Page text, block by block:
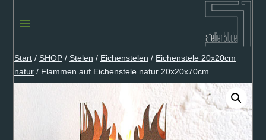
Inhalt
Start / SHOP / Stelen / Eichenstelen / Eichenstele 20x20cm
natur / Flammen auf Eichenstele natur 20x20x70cm